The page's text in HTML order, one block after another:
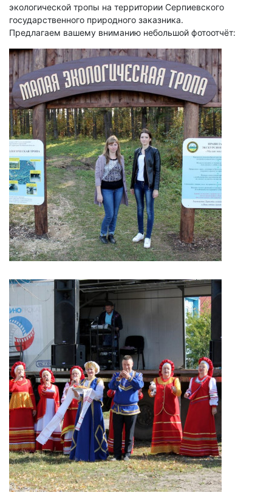
экологической тропы на территории Серпиевского
государственного природного заказника.
Предлагаем вашему вниманию небольшой фотоотчёт: